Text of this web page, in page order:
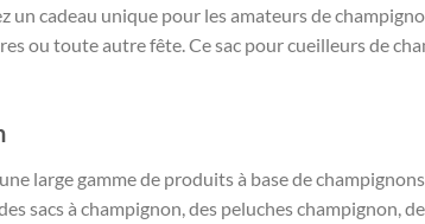
un cadeau unique pour les amateurs de
ou toute autre fête. Ce sac pour cueilleurs de
large gamme de produits à base de
sacs à champignon, des peluches champignon,